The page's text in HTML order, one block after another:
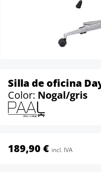
Silla de oficina
Color: Nogal/gris
189,90 € incl. IVA